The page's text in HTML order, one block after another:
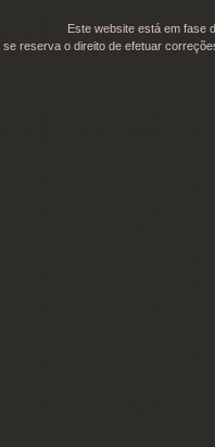
Este website está em fase
se reserva o direito de efetuar